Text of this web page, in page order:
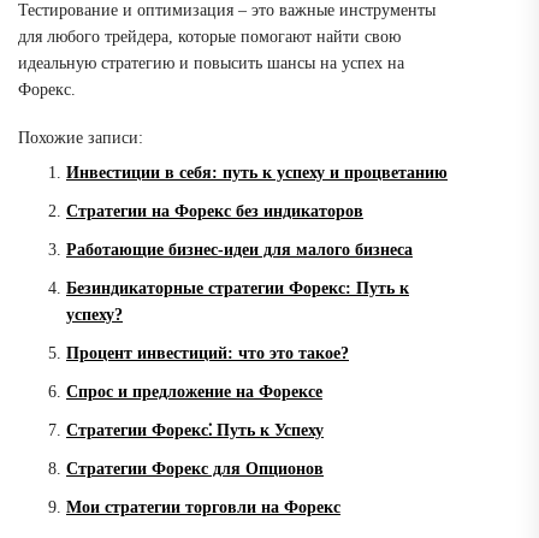
Тестирование и оптимизация – это важные инструменты
для любого трейдера, которые помогают найти свою
идеальную стратегию и повысить шансы на успех на
Форекс.
Похожие записи:
Инвестиции в себя: путь к успеху и процветанию
Стратегии на Форекс без индикаторов
Работающие бизнес-идеи для малого бизнеса
Безиндикаторные стратегии Форекс: Путь к
успеху?
Процент инвестиций: что это такое?
Спрос и предложение на Форексе
Стратегии Форекс⁚ Путь к Успеху
Стратегии Форекс для Опционов
Мои стратегии торговли на Форекс